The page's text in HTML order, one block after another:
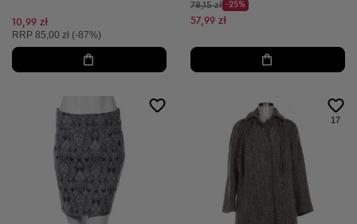
10,99 zł
Cena sugerowana:
RRP 85,00 zł (-87%)
Cena początkowa:
78,15 zł
Discount Price:
-25%
Obniżona cena:
57,99 zł
17